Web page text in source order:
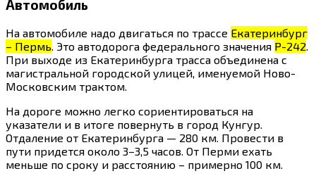
Автомобиль
На автомобиле надо двигаться по трассе Екатеринбург
– Пермь. Это автодорога федерального значения P-242.
При выходе из Екатеринбурга трасса объединена с
магистральной городской улицей, именуемой Ново-
Московским трактом.
На дороге можно легко сориентироваться на
указатели и в итоге повернуть в город Кунгур.
Отдаление от Екатеринбурга — 280 км. Провести в
пути придется около 3−3,5 часов. От Перми ехать
меньше по сроку и расстоянию – примерно 100 км.